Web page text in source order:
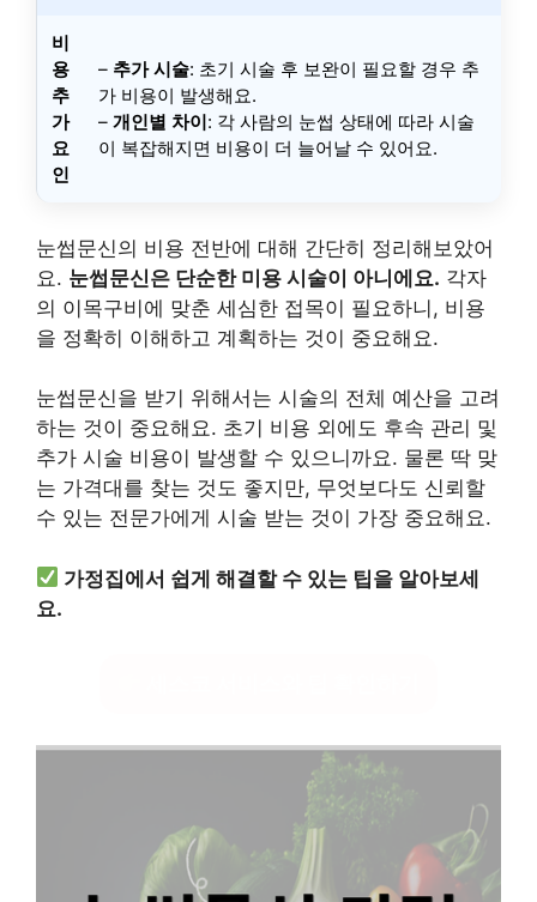
비
용
추
가
요
인
– 추가 시술: 초기 시술 후 보완이 필요할 경우 추
가 비용이 발생해요.
– 개인별 차이: 각 사람의 눈썹 상태에 따라 시술
이 복잡해지면 비용이 더 늘어날 수 있어요.
눈썹문신의 비용 전반에 대해 간단히 정리해보았어
요. 눈썹문신은 단순한 미용 시술이 아니에요. 각자
의 이목구비에 맞춘 세심한 접목이 필요하니, 비용
을 정확히 이해하고 계획하는 것이 중요해요.
눈썹문신을 받기 위해서는 시술의 전체 예산을 고려
하는 것이 중요해요. 초기 비용 외에도 후속 관리 및
추가 시술 비용이 발생할 수 있으니까요. 물론 딱 맞
는 가격대를 찾는 것도 좋지만, 무엇보다도 신뢰할
수 있는 전문가에게 시술 받는 것이 가장 중요해요.
가정집에서 쉽게 해결할 수 있는 팁을 알아보세
요.